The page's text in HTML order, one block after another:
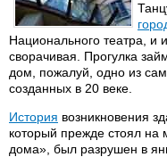
Национального театра, и
сворачивая. Прогулка
дом, пожалуй, одно из
созданных в 20 веке.
История возникновения
который прежде стоял
дома», был разрушен в